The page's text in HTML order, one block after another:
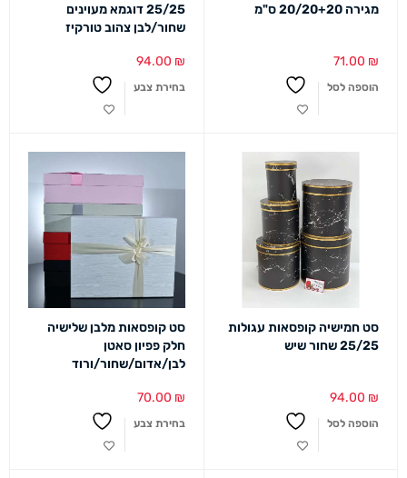
מגירה 20/20+20 ס"מ
71.00 ₪
הוספה לסל
25/25 דוגמא מעוינים
שחור/לבן צהוב טורקיז
94.00 ₪
בחירת צבע
סט חמישיה קופסאות עגולות
25/25 שחור שיש
94.00 ₪
הוספה לסל
סט קופסאות מלבן שלישיה
חלק פפיון סאטן
לבן/אדום/שחור/ורוד
70.00 ₪
בחירת צבע